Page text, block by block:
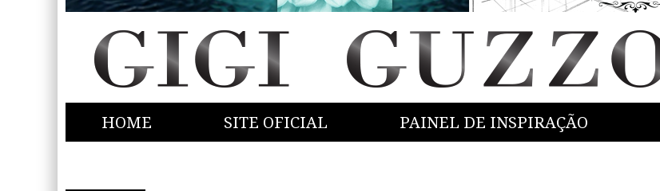
HOME SITE OFICIAL PAINEL DE INSPIRAÇÃO